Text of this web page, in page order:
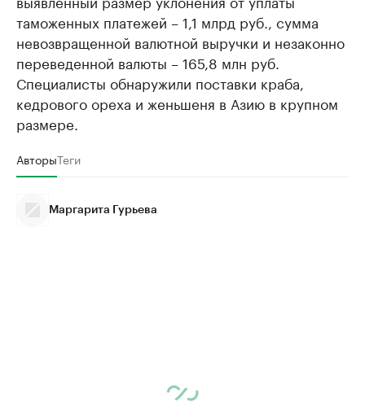
таможенных платежей – 1,1 млрд руб., сумма
невозвращенной валютной выручки и незаконно
переведенной валюты – 165,8 млн руб.
Специалисты обнаружили поставки краба,
кедрового ореха и женьшеня в Азию в крупном
размере.
АвторыТеги
Маргарита Гурьева